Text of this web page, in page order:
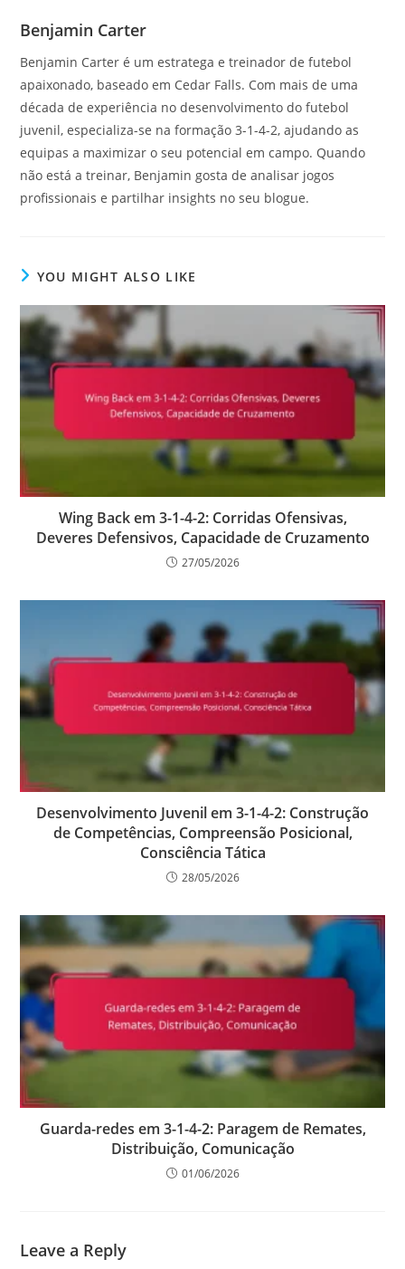
Benjamin Carter
Benjamin Carter é um estratega e treinador de futebol
apaixonado, baseado em Cedar Falls. Com mais de uma
década de experiência no desenvolvimento do futebol
juvenil, especializa-se na formação 3-1-4-2, ajudando as
equipas a maximizar o seu potencial em campo. Quando
não está a treinar, Benjamin gosta de analisar jogos
profissionais e partilhar insights no seu blogue.
YOU MIGHT ALSO LIKE
Wing Back em 3-1-4-2: Corridas Ofensivas,
Deveres Defensivos, Capacidade de Cruzamento
27/05/2026
Desenvolvimento Juvenil em 3-1-4-2: Construção
de Competências, Compreensão Posicional,
Consciência Tática
28/05/2026
Guarda-redes em 3-1-4-2: Paragem de Remates,
Distribuição, Comunicação
01/06/2026
Leave a Reply